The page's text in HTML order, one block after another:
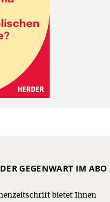
GEGENWART IM ABO
bietet Ihnen